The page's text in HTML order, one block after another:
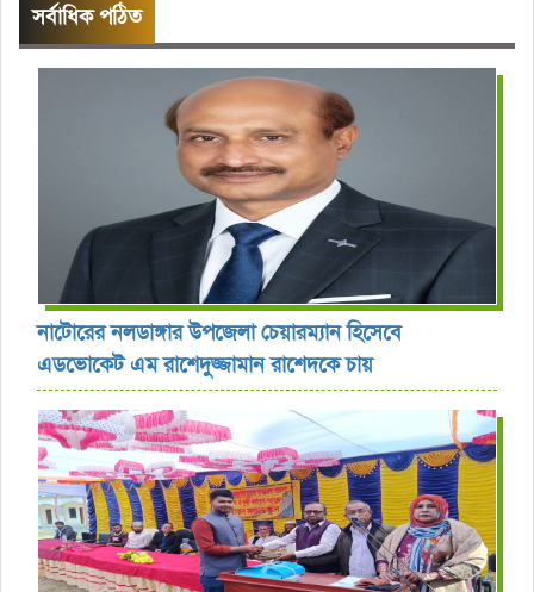
সর্বাধিক পঠিত
নাটোরের নলডাঙ্গার উপজেলা চেয়ারম্যান হিসেবে
এডভোকেট এম রাশেদুজ্জামান রাশেদকে চায়